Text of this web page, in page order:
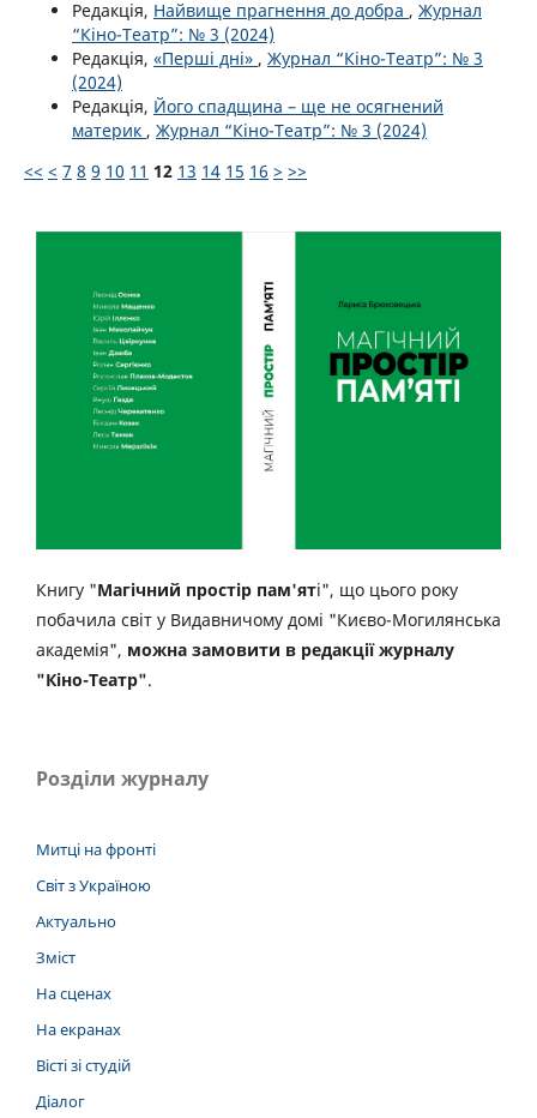
Редакція, Найвище прагнення до добра , Журнал
“Кіно-Театр”: № 3 (2024)
Редакція, «Перші дні» , Журнал “Кіно-Театр”: № 3
(2024)
Редакція, Його спадщина – ще не осягнений
материк , Журнал “Кіно-Театр”: № 3 (2024)
<< < 7 8 9 10 11 12 13 14 15 16 > >>
Книгу "Магічний простір пам'яті", що цього року
побачила світ у Видавничому домі "Києво-Могилянська
академія", можна замовити в редакції журналу
"Кіно-Театр".
Розділи журналу
Митці на фронті
Світ з Україною
Актуально
Зміст
На сценах
На екранах
Вісті зі студій
Діалог